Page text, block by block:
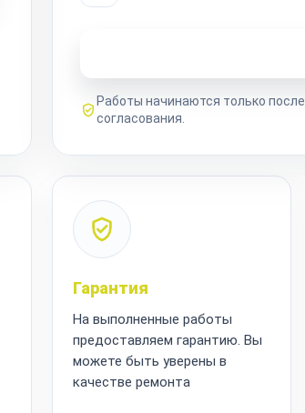
Работы начинаются только после
согласования.
Гарантия
На выполненные работы
предоставляем гарантию. Вы
можете быть уверены в
качестве ремонта